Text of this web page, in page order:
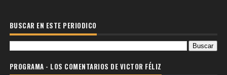
BUSCAR EN ESTE PERIODICO
PROGRAMA - LOS COMENTARIOS DE VICTOR FÉLIZ